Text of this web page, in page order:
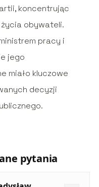
koncentrując
obywateli.
pracy i
jego
miało kluczowe
decyzji
pytania